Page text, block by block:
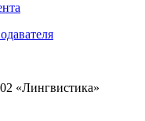
«Лингвистика»